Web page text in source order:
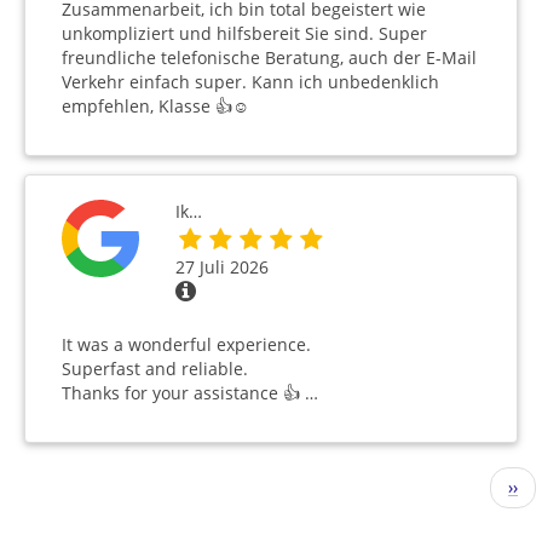
Zusammenarbeit, ich bin total begeistert wie
unkompliziert und hilfsbereit Sie sind. Super
freundliche telefonische Beratung, auch der E-Mail
Verkehr einfach super. Kann ich unbedenklich
empfehlen, Klasse 👍☺️
Ik…
27 Juli 2026
It was a wonderful experience.
Superfast and reliable.
Thanks for your assistance 👍 …
››